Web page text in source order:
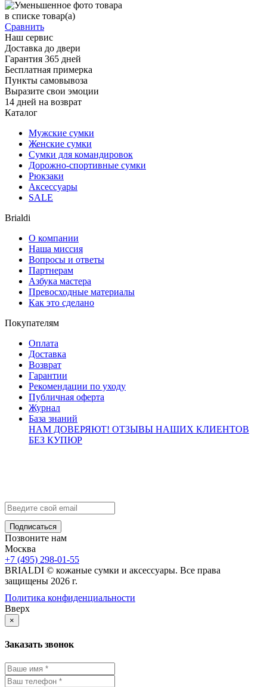
в списке товар(а)
Сравнить
Наш сервис
Доставка до двери
Гарантия 365 дней
Бесплатная примерка
Пункты самовывоза
Выразите свои эмоции
14 дней на возврат
Каталог
Мужские сумки
Женские сумки
Сумки для командировок
Дорожно-спортивные сумки
Рюкзаки
Аксессуары
SALE
Brialdi
О компании
Наша миссия
Вопросы и ответы
Партнерам
Азбука мастера
Превосходные материалы
Как это сделано
Покупателям
Оплата
Доставка
Возврат
Гарантии
Рекомендации по уходу
Публичная оферта
Журнал
База знаний
НАМ ДОВЕРЯЮТ! ОТЗЫВЫ НАШИХ КЛИЕНТОВ
БЕЗ КУПЮР
Позвоните нам
Москва
+7 (495) 298-01-55
BRIALDI © кожаные сумки и аксессуары. Все права
защищены 2026 г.
Политика конфиденциальности
Вверх
×
Заказать звонок